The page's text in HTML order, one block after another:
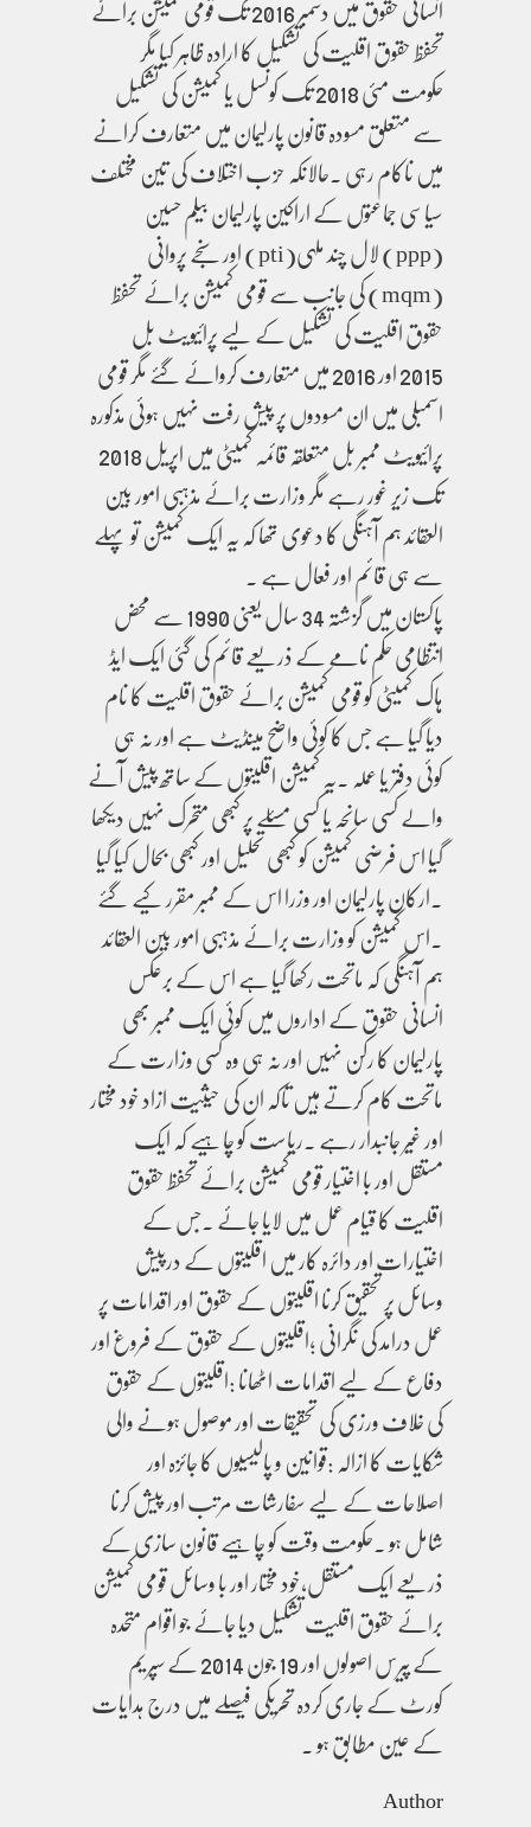
تحفظ حقوق اقلیت کی تشکیل کا ارادہ ظاہر کیا مگر
حکومت مئی 2018 تک کونسل یا کمیشن کی تشکیل
سے متعلق مسودہ قانون پارلیمان میں متعارف کرانے
میں ناکام رہی ۔حالانکہ حزب اختلاف کی تین مختلف
سیاسی جماعتوں کے اراکین پارلیمان بیلم حسین
(ppp) لال چند ملہی(pti) اور سنجے پروانی
(mqm) کی جانب سے قومی کمیشن برائے تحفظ
حقوق اقلیت کی تشکیل کے لیے پرائیویٹ بل
2015 اور 2016 میں متعارف کروائے گئے مگر قومی
اسمبلی میں ان مسودوں پر پیش رفت نہیں ہوئی مذکورہ
پرائیویٹ ممبر بل متعلقہ قائمہ کمیٹی میں اپریل 2018
تک زیر غور رہے مگر وزارت برائے مذہبی امور بین
العقائد ہم آہنگی کا دعوی تھا کہ یہ ایک کمیشن تو پہلے
سے ہی قائم اور فعال ہے ۔
پاکستان میں گزشتہ 34 سال یعنی 1990 سے محض
انتظامی حکم نامے کے ذریعے قائم کی گئی ایک ایڈ
ہاک کمیٹی کو قومی کمیشن برائے حقوق اقلیت کا نام
دیا گیا ہے جس کا کوئی واضح مینڈیٹ ہے اور نہ ہی
کوئی دفتر یا عملہ ۔یہ کمیشن اقلیتوں کے ساتھ پیش آنے
والے کسی سانحہ یا کسی مسئلے پر کبھی متحرک نہیں دیکھا
گیا اس فرضی کمیشن کو کبھی تحلیل اور کبھی بحال کیا گیا
۔ارکان پارلیمان اور وزرا اس کے ممبر مقرر کیے گئے
۔اس کمیشن کو وزارت برائے مذہبی امور بین العقائد
ہم آہنگی کہ ماتحت رکھا گیا ہے اس کے برعکس
انسانی حقوق کے اداروں میں کوئی ایک ممبر بھی
پارلیمان کا رکن نہیں اور نہ ہی وہ کسی وزارت کے
ماتحت کام کرتے ہیں تاکہ ان کی حیثیت ازاد خود مختار
اور غیر جانبدار رہے ۔ریاست کو چاہیے کہ ایک
مستقل اور با اختیار قومی کمیشن برائے تحفظ حقوق
اقلیت کا قیام عمل میں لایا جائے ۔جس کے
اختیارات اور دائرہ کار میں اقلیتوں کے درپیش
وسائل پر تحقیق کرنا اقلیتوں کے حقوق اور اقدامات پر
عمل درامد کی نگرانی ؛اقلیتوں کے حقوق کے فروغ اور
دفاع کے لیے اقدامات اٹھانا :اقلیتوں کے حقوق
کی خلاف ورزی کی تحقیقات اور موصول ہونے والی
شکایات کا ازالہ :قوانین و پالیسیوں کا جائزہ اور
اصلاحات کے لیے سفارشات مرتب اور پیش کرنا
شامل ہو ۔حکومت وقت کو چاہیے قانون سازی کے
ذریعے ایک مستقل،خود مختار اور با وسائل قومی کمیشن
برائے حقوق اقلیت تشکیل دیا جائے جو اقوام متحدہ
کے پیرس اصولوں اور 19 جون 2014 کے سپریم
کورٹ کے جاری کردہ تحریکی فیصلے میں درج ہدایات
کے عین مطابق ہو ۔
Author